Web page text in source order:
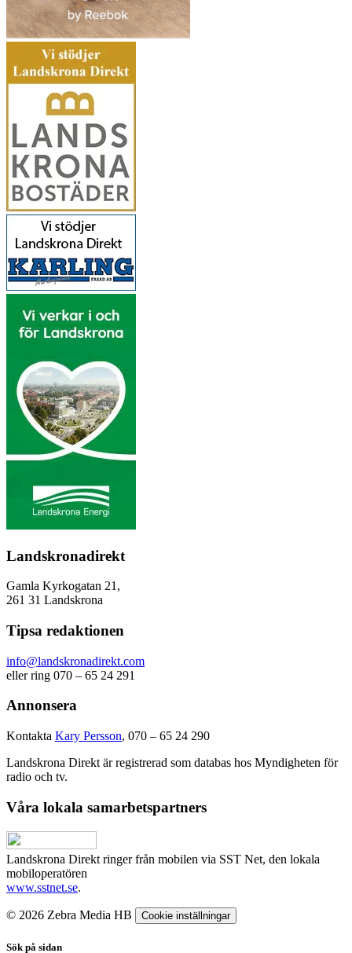
Landskronadirekt
Gamla Kyrkogatan 21,
261 31 Landskrona
Tipsa redaktionen
info@landskronadirekt.com
eller ring 070 – 65 24 291
Annonsera
Kontakta Kary Persson, 070 – 65 24 290
Landskrona Direkt är registrerad som databas hos Myndigheten för
radio och tv.
Våra lokala samarbetspartners
Landskrona Direkt ringer från mobilen via SST Net, den lokala
mobiloperatören
www.sstnet.se.
© 2026 Zebra Media HB Cookie inställningar
Sök på sidan